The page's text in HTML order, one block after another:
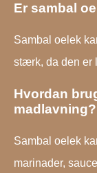
Er sambal
Sambal oelek
stærk, da den er
Hvordan
madlavning?
Sambal oelek
marinader,